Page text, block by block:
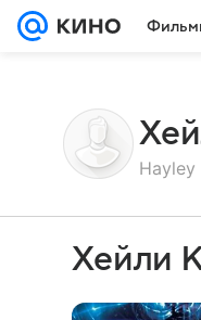
Хейли